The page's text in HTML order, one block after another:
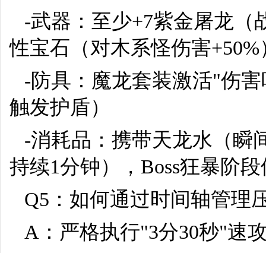
-武器：至少+7紫金屠龙（
性宝石（对木系怪伤害+50%
-防具：魔龙套装激活"伤
触发护盾）
-消耗品：携带天龙水（瞬
持续1分钟），Boss狂暴阶
Q5：如何通过时间轴管理
A：严格执行"3分30秒"速